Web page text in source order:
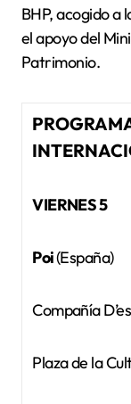
BHP, acogido a
el apoyo del
Patrimonio.
VIERNES 5
Poi(España)
Compañía
Plaza de la